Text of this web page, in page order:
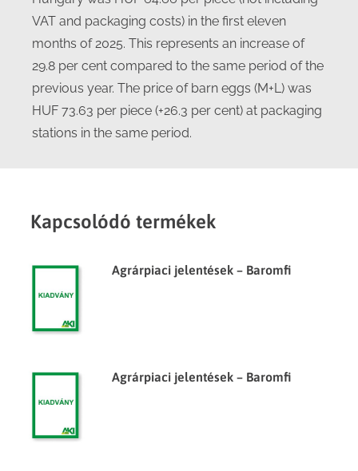
VAT and packaging costs) in the first eleven
months of 2025. This represents an increase of
29.8 per cent compared to the same period of the
previous year. The price of barn eggs (M+L) was
HUF 73.63 per piece (+26.3 per cent) at packaging
stations in the same period.
Kapcsolódó termékek
Agrárpiaci jelentések – Baromfi
Agrárpiaci jelentések – Baromfi